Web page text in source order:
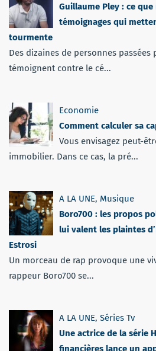
Guillaume Pley : ce
témoignages qui
tourmente
Des dizaines de personnes passées
témoignent contre le cé...
Economie
Comment calculer sa
Vous envisagez peut-
immobilier. Dans ce cas, la pré...
A LA UNE, Musique
Boro700 : les propos
lui valent les plaintes
Estrosi
Un morceau de rap provoque une
rappeur Boro700 se...
A LA UNE, Séries Tv
Une actrice de la série
financières lance un